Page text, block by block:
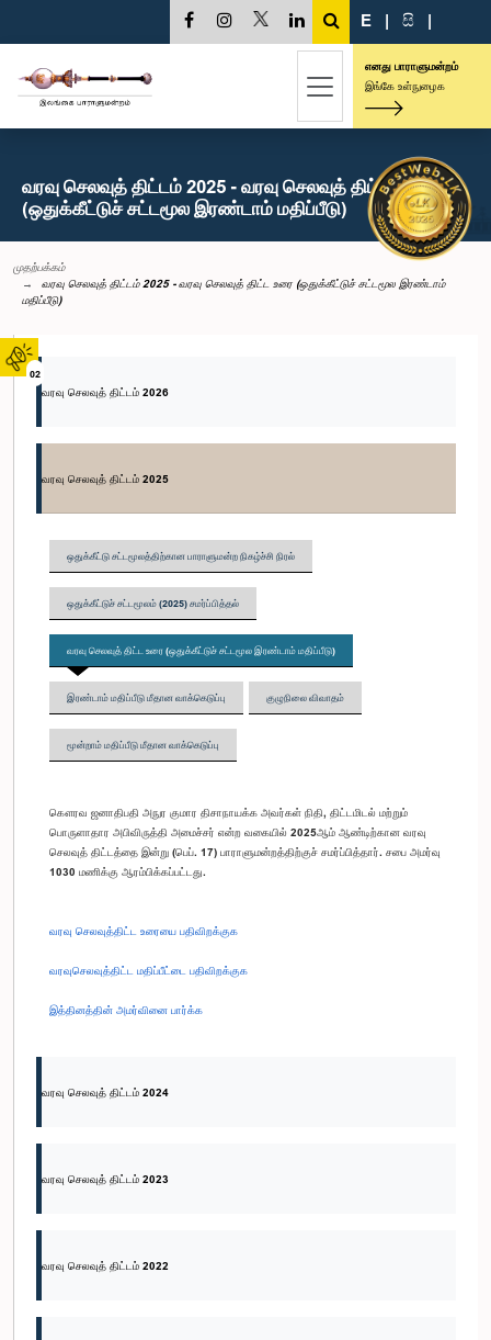
02
E | සි |
எனது பாராளுமன்றம்
இங்கே உள்நுழைக
வரவு செலவுத் திட்டம் 2025 - வரவு செலவுத் திட்ட உரை
(ஒதுக்கீட்டுச் சட்டமூல இரண்டாம் மதிப்பீடு)
முதற்பக்கம்
வரவு செலவுத் திட்டம் 2025 - வரவு செலவுத் திட்ட உரை (ஒதுக்கீட்டுச் சட்டமூல இரண்டாம்
மதிப்பீடு)
வரவு செலவுத் திட்டம் 2026
வரவு செலவுத் திட்டம் 2025
ஒதுக்கீட்டு சட்டமூலத்திற்கான பாராளுமன்ற நிகழ்ச்சி நிரல்
ஒதுக்கீட்டுச் சட்டமூலம் (2025) சமர்ப்பித்தல்
வரவு செலவுத் திட்ட உரை (ஒதுக்கீட்டுச் சட்டமூல இரண்டாம் மதிப்பீடு)
இரண்டாம் மதிப்பீடு மீதான வாக்கெடுப்பு குழுநிலை விவாதம்
மூன்றாம் மதிப்பீடு மீதான வாக்கெடுப்பு
கௌரவ ஜனாதிபதி அநுர குமார திசாநாயக்க அவர்கள் நிதி, திட்டமிடல் மற்றும்
பொருளாதார அபிவிருத்தி அமைச்சர் என்ற வகையில் 2025ஆம் ஆண்டிற்கான வரவு
செலவுத் திட்டத்தை இன்று (பெப். 17) பாராளுமன்றத்திற்குச் சமர்ப்பித்தார். சபை அமர்வு
1030 மணிக்கு ஆரம்பிக்கப்பட்டது.
வரவு செலவுத்திட்ட உரையை பதிவிறக்குக
வரவுசெலவுத்திட்ட மதிப்பீட்டை பதிவிறக்குக
இத்தினத்தின் அமர்வினை பார்க்க
வரவு செலவுத் திட்டம் 2024
வரவு செலவுத் திட்டம் 2023
வரவு செலவுத் திட்டம் 2022